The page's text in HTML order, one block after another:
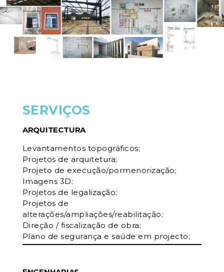
SERVIÇOS
ARQUITECTURA
Levantamentos topográficos;
Projetos de arquitetura;
Projeto de execução/pormenorização;
Imagens 3D;
Projetos de legalização;
Projetos de
alterações/ampliações/reabilitação;
Direção / fiscalização de obra;
Plano de segurança e saúde em projecto;